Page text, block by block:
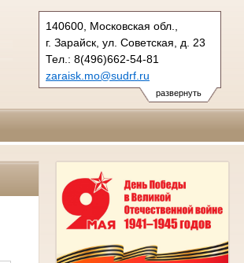
развернуть
140600, Московская обл.,
г. Зарайск, ул. Советская, д. 23
Тел.: 8(496)662-54-81
zaraisk.mo@sudrf.ru